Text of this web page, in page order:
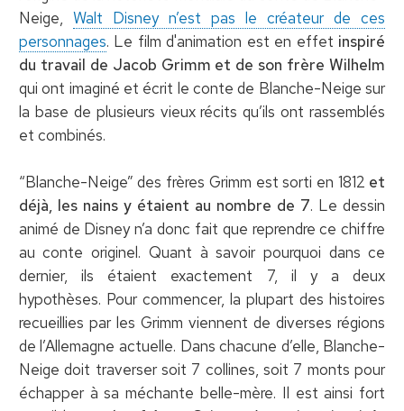
Neige, Walt Disney n’est pas le créateur de ces
personnages. Le film d'animation est en effet inspiré
du travail de Jacob Grimm et de son frère Wilhelm
qui ont imaginé et écrit le conte de Blanche-Neige sur
la base de plusieurs vieux récits qu’ils ont rassemblés
et combinés.
“Blanche-Neige” des frères Grimm est sorti en 1812 et
déjà, les nains y étaient au nombre de 7. Le dessin
animé de Disney n’a donc fait que reprendre ce chiffre
au conte originel. Quant à savoir pourquoi dans ce
dernier, ils étaient exactement 7, il y a deux
hypothèses. Pour commencer, la plupart des histoires
recueillies par les Grimm viennent de diverses régions
de l’Allemagne actuelle. Dans chacune d’elle, Blanche-
Neige doit traverser soit 7 collines, soit 7 monts pour
échapper à sa méchante belle-mère. Il est ainsi fort